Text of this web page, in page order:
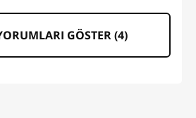
GÖSTER (4)